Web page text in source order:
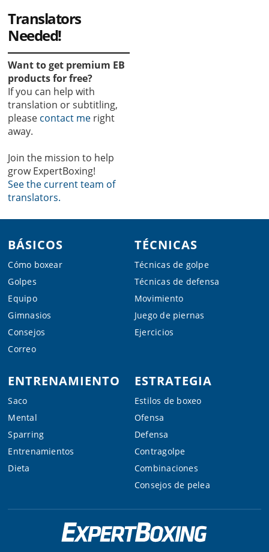
Translators
Needed!
Want to get premium EB
products for free?
If you can help with
translation or subtitling,
please contact me right
away.
Join the mission to help
grow ExpertBoxing!
See the current team of
translators.
Footer
BÁSICOS
Cómo boxear
Golpes
Equipo
Gimnasios
Consejos
Correo
TÉCNICAS
Técnicas de golpe
Técnicas de defensa
Movimiento
Juego de piernas
Ejercicios
ENTRENAMIENTO
Saco
Mental
Sparring
Entrenamientos
Dieta
ESTRATEGIA
Estilos de boxeo
Ofensa
Defensa
Contragolpe
Combinaciones
Consejos de pelea